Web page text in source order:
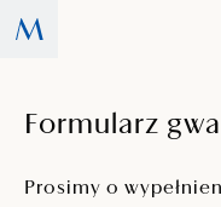
Formularz
Prosimy o